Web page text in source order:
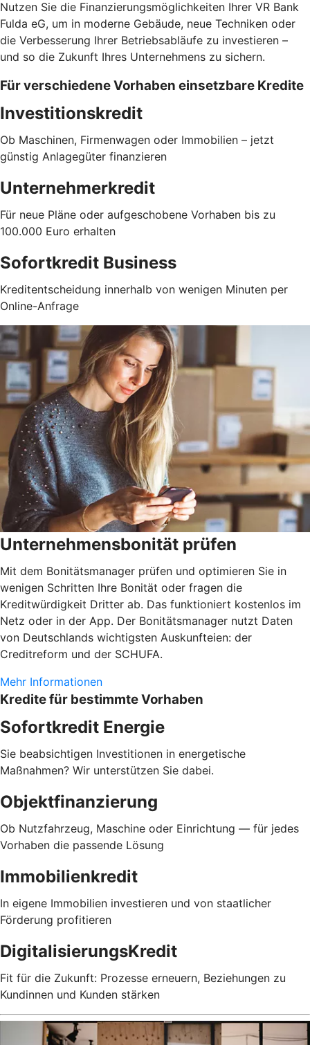
Nutzen Sie die Finanzierungsmöglichkeiten Ihrer VR Bank
Fulda eG, um in moderne Gebäude, neue Techniken oder
die Verbesserung Ihrer Betriebsabläufe zu investieren –
und so die Zukunft Ihres Unternehmens zu sichern.
Für verschiedene Vorhaben einsetzbare Kredite
Investitionskredit
Ob Maschinen, Firmenwagen oder Immobilien – jetzt
günstig Anlagegüter finanzieren
Unternehmerkredit
Für neue Pläne oder aufgeschobene Vorhaben bis zu
100.000 Euro erhalten
Sofortkredit Business
Kreditentscheidung innerhalb von wenigen Minuten per
Online-Anfrage
Unternehmensbonität prüfen
Mit dem Bonitätsmanager prüfen und optimieren Sie in
wenigen Schritten Ihre Bonität oder fragen die
Kreditwürdigkeit Dritter ab. Das funktioniert kostenlos im
Netz oder in der App. Der Bonitätsmanager nutzt Daten
von Deutschlands wichtigsten Auskunfteien: der
Creditreform und der SCHUFA.
Mehr Informationen
Kredite für bestimmte Vorhaben
Sofortkredit Energie
Sie beabsichtigen Investitionen in energetische
Maßnahmen? Wir unterstützen Sie dabei.
Objektfinanzierung
Ob Nutzfahrzeug, Maschine oder Einrichtung — für jedes
Vorhaben die passende Lösung
Immobilienkredit
In eigene Immobilien investieren und von staatlicher
Förderung profitieren
DigitalisierungsKredit
Fit für die Zukunft: Prozesse erneuern, Beziehungen zu
Kundinnen und Kunden stärken